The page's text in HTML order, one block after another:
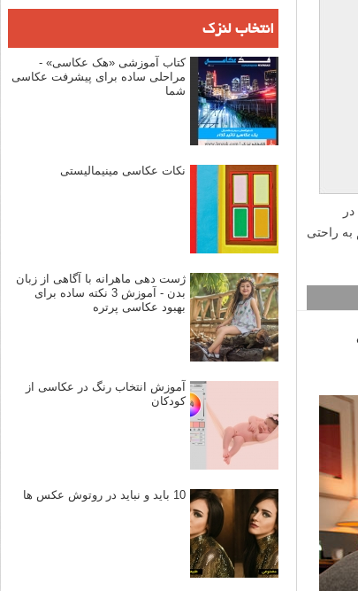
به راحتی
انتخاب لنزک
کتاب آموزشی «هک عکاسی» -
مراحلی ساده برای پیشرفت عکاسی
شما
نکات عکاسی مینیمالیستی
ژست دهی ماهرانه با آگاهی از زبان
بدن - آموزش 3 نکته ساده برای
بهبود عکاسی پرتره
آموزش انتخاب رنگ در عکاسی از
کودکان
10 باید و نباید در روتوش عکس ها